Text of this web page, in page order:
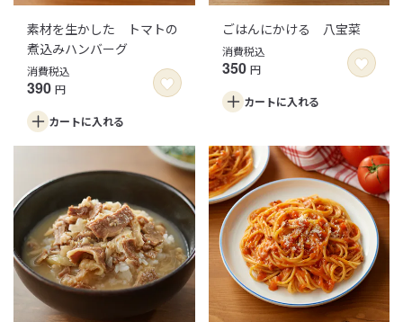
素材を生かした トマトの
煮込みハンバーグ
消費税込
390 円
カートに入れる
ごはんにかける 八宝菜
消費税込
350 円
カートに入れる